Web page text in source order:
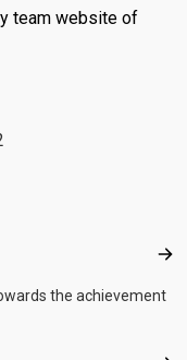
team website of
the achievement